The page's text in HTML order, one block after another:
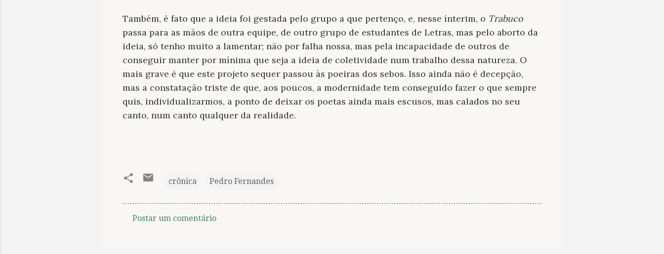
Também, é fato que a ideia foi gestada pelo grupo a que pertenço, e, nesse ínterim, o Trabuco
passa para as mãos de outra equipe, de outro grupo de estudantes de Letras, mas pelo aborto da
ideia, só tenho muito a lamentar; não por falha nossa, mas pela incapacidade de outros de
conseguir manter por mínima que seja a ideia de coletividade num trabalho dessa natureza. O
mais grave é que este projeto sequer passou às poeiras dos sebos. Isso ainda não é decepção,
mas a constatação triste de que, aos poucos, a modernidade tem conseguido fazer o que sempre
quis, individualizarmos, a ponto de deixar os poetas ainda mais escusos, mas calados no seu
canto, num canto qualquer da realidade.
crônica Pedro Fernandes
Postar um comentário